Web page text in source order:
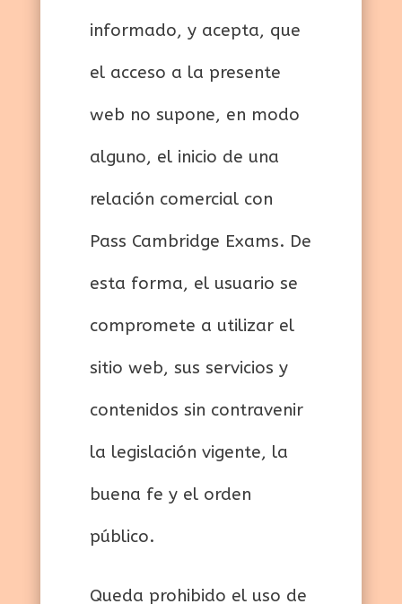
informado, y acepta, que
el acceso a la presente
web no supone, en modo
alguno, el inicio de una
relación comercial con
Pass Cambridge Exams. De
esta forma, el usuario se
compromete a utilizar el
sitio web, sus servicios y
contenidos sin contravenir
la legislación vigente, la
buena fe y el orden
público.
Queda prohibido el uso de